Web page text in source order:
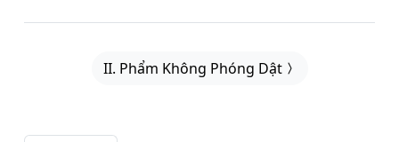
II. Phẩm Không Phóng Dật